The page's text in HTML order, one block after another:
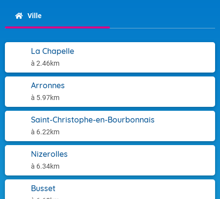
Ville
La Chapelle
à 2.46km
Arronnes
à 5.97km
Saint-Christophe-en-Bourbonnais
à 6.22km
Nizerolles
à 6.34km
Busset